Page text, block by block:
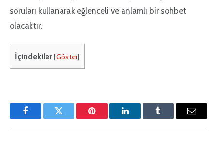
soruları kullanarak eğlenceli ve anlamlı bir sohbet
olacaktır.
İçindekiler [Göster]
FacebookTwitter Pinterest'inLinkedInTumblr
E-